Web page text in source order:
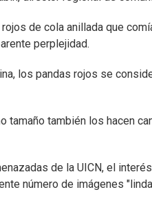
de cola anillada que
perplejidad.
los pandas rojos se
tamaño también los hacen
de la UICN, el
número de imágenes